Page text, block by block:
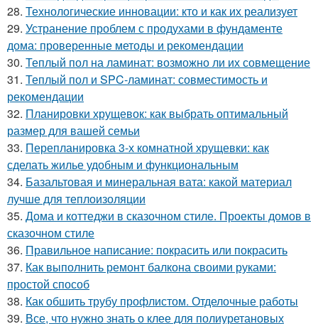
28. Технологические инновации: кто и как их реализует
29. Устранение проблем с продухами в фундаменте
дома: проверенные методы и рекомендации
30. Теплый пол на ламинат: возможно ли их совмещение
31. Теплый пол и SPC-ламинат: совместимость и
рекомендации
32. Планировки хрущевок: как выбрать оптимальный
размер для вашей семьи
33. Перепланировка 3-х комнатной хрущевки: как
сделать жилье удобным и функциональным
34. Базальтовая и минеральная вата: какой материал
лучше для теплоизоляции
35. Дома и коттеджи в сказочном стиле. Проекты домов в
сказочном стиле
36. Правильное написание: покрасить или покрасить
37. Как выполнить ремонт балкона своими руками:
простой способ
38. Как обшить трубу профлистом. Отделочные работы
39. Все, что нужно знать о клее для полиуретановых